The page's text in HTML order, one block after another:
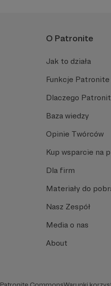
O Patronite
Jak to działa
Funkcje Patronite
Dlaczego
Baza wiedzy
Opinie Twórców
Kup wsparcie na
Dla firm
Materiały do
Nasz Zespół
Media o nas
About
Patronite CommonsWarunki